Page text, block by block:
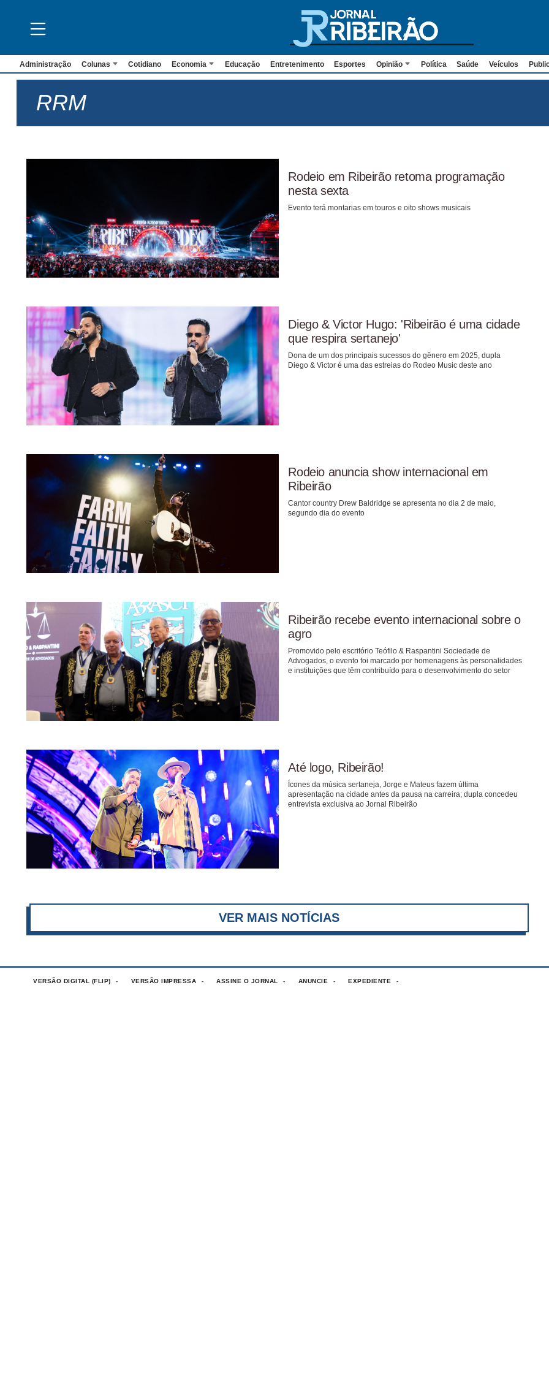
Administração Colunas Cotidiano Economia Educação Entretenimento Esportes Opinião Política Saúde Veículos
RRM
Rodeio em Ribeirão retoma programação
nesta sexta
Evento terá montarias em touros e oito shows musicais
Diego & Victor Hugo: 'Ribeirão é uma cidade
que respira sertanejo'
Dona de um dos principais sucessos do gênero em 2025, dupla
Diego & Victor é uma das estreias do Rodeo Music deste ano
Rodeio anuncia show internacional em
Ribeirão
Cantor country Drew Baldridge se apresenta no dia 2 de maio,
segundo dia do evento
Ribeirão recebe evento internacional sobre o
agro
Promovido pelo escritório Teófilo & Raspantini Sociedade de
Advogados, o evento foi marcado por homenagens às personalidades
e instituições que têm contribuído para o desenvolvimento do setor
Até logo, Ribeirão!
Ícones da música sertaneja, Jorge e Mateus fazem última
apresentação na cidade antes da pausa na carreira; dupla concedeu
entrevista exclusiva ao Jornal Ribeirão
VER MAIS NOTÍCIAS
VERSÃO DIGITAL (FLIP) VERSÃO IMPRESSA ASSINE O JORNAL ANUNCIE EXPEDIENTE